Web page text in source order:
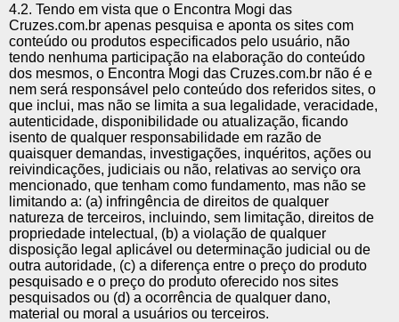
4.2. Tendo em vista que o Encontra Mogi das
Cruzes.com.br apenas pesquisa e aponta os sites com
conteúdo ou produtos especificados pelo usuário, não
tendo nenhuma participação na elaboração do conteúdo
dos mesmos, o Encontra Mogi das Cruzes.com.br não é e
nem será responsável pelo conteúdo dos referidos sites, o
que inclui, mas não se limita a sua legalidade, veracidade,
autenticidade, disponibilidade ou atualização, ficando
isento de qualquer responsabilidade em razão de
quaisquer demandas, investigações, inquéritos, ações ou
reivindicações, judiciais ou não, relativas ao serviço ora
mencionado, que tenham como fundamento, mas não se
limitando a: (a) infringência de direitos de qualquer
natureza de terceiros, incluindo, sem limitação, direitos de
propriedade intelectual, (b) a violação de qualquer
disposição legal aplicável ou determinação judicial ou de
outra autoridade, (c) a diferença entre o preço do produto
pesquisado e o preço do produto oferecido nos sites
pesquisados ou (d) a ocorrência de qualquer dano,
material ou moral a usuários ou terceiros.